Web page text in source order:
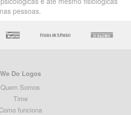
nas pessoas.
We Do Logos
Quem Somos
Time
funciona